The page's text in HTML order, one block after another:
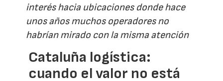
interés hacia ubicaciones donde hace
unos años muchos operadores no
habrían mirado con la misma atención
Cataluña logística:
cuando el valor no está